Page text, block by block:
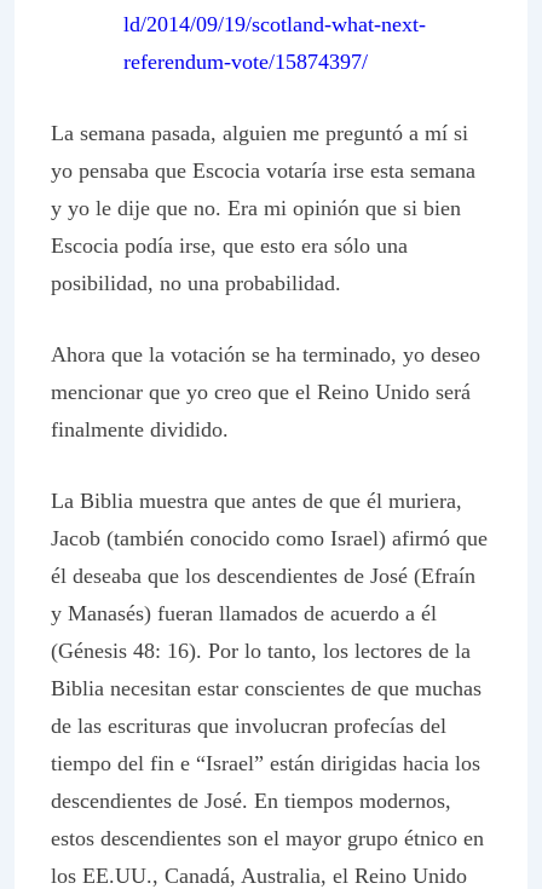
ld/2014/09/19/scotland-what-next-
referendum-vote/15874397/
La semana pasada, alguien me preguntó a mí si
yo pensaba que Escocia votaría irse esta semana
y yo le dije que no. Era mi opinión que si bien
Escocia podía irse, que esto era sólo una
posibilidad, no una probabilidad.
Ahora que la votación se ha terminado, yo deseo
mencionar que yo creo que el Reino Unido será
finalmente dividido.
La Biblia muestra que antes de que él muriera,
Jacob (también conocido como Israel) afirmó que
él deseaba que los descendientes de José (Efraín
y Manasés) fueran llamados de acuerdo a él
(Génesis 48: 16). Por lo tanto, los lectores de la
Biblia necesitan estar conscientes de que muchas
de las escrituras que involucran profecías del
tiempo del fin e “Israel” están dirigidas hacia los
descendientes de José. En tiempos modernos,
estos descendientes son el mayor grupo étnico en
los EE.UU., Canadá, Australia, el Reino Unido